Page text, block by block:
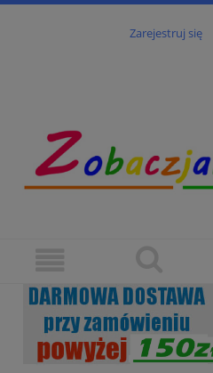
Zarejestruj się